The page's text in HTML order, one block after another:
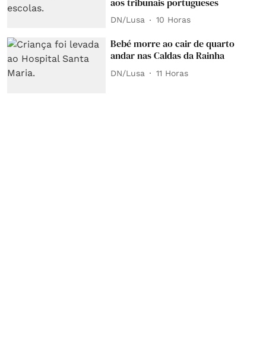
DN/Lusa 10 Horas
Bebé morre ao cair de quarto
andar nas Caldas da Rainha
DN/Lusa 11 Horas